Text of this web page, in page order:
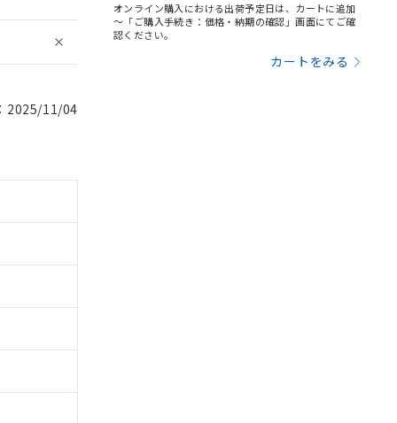
2025/11/04
オンライン購入における出荷予定日は、カートに追加
～「ご購入手続き：価格・納期の確認」画面にてご確
認ください。
カートをみる